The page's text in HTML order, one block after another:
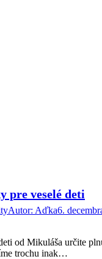
pre veselé deti
Autor: Aďka6.
od Mikuláša určite
trochu inak…